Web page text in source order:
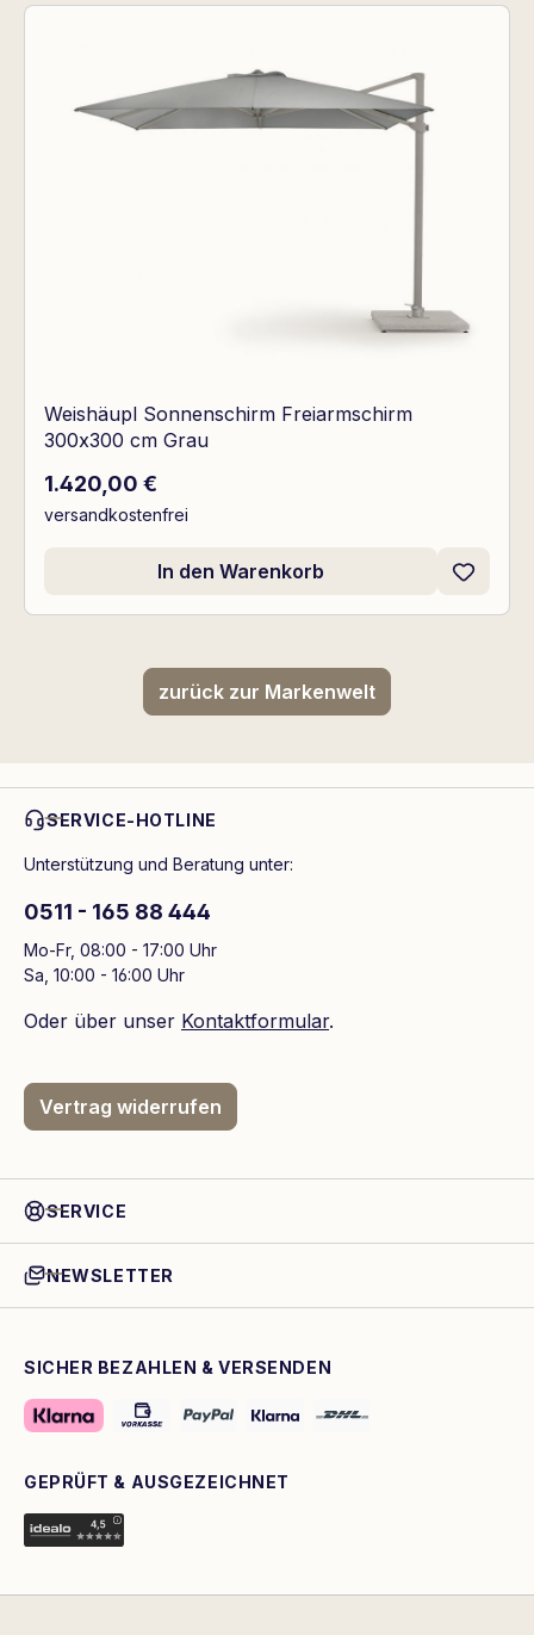
Weishäupl Sonnenschirm Freiarmschirm
300x300 cm Grau
Regulärer Preis:
1.420,00 €
versandkostenfrei
In den Warenkorb
zurück zur Markenwelt
SERVICE-HOTLINE
Unterstützung und Beratung unter:
0511 - 165 88 444
Mo-Fr, 08:00 - 17:00 Uhr
Sa, 10:00 - 16:00 Uhr
Oder über unser Kontaktformular.
Vertrag widerrufen
SERVICE
NEWSLETTER
SICHER BEZAHLEN & VERSENDEN
GEPRÜFT & AUSGEZEICHNET